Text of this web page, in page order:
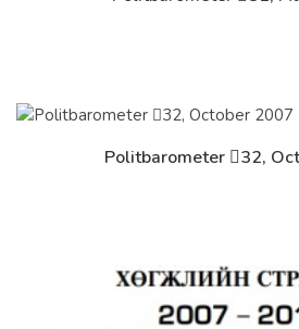
Дэлгэрэнгүй
Politbarometer 32,